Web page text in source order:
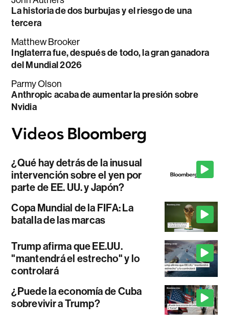
La historia de dos burbujas y el riesgo de una
tercera
Matthew Brooker
Inglaterra fue, después de todo, la gran ganadora
del Mundial 2026
Parmy Olson
Anthropic acaba de aumentar la presión sobre
Nvidia
¿Qué hay detrás de la inusual
intervención sobre el yen por
parte de EE. UU. y Japón?
Copa Mundial de la FIFA: La
batalla de las marcas
Trump afirma que EE.UU.
"mantendrá el estrecho" y lo
controlará
¿Puede la economía de Cuba
sobrevivir a Trump?